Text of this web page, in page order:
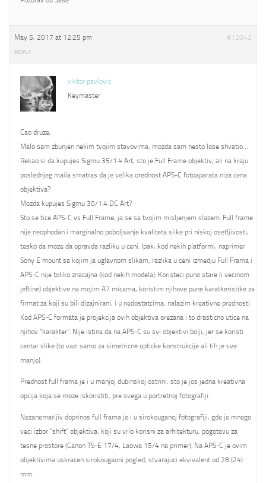
May 5, 2017 at 12:25 pm #12042
REPLY
viktor pavlovic
Keymaster
Cao druze,
Malo sam zbunjen nekim tvojim stavovima, mozda sam nesto lose shvatio…
Rekao si da kupujes Sigmu 35/1.4 Art, sto je Full Frame objektiv, ali na kraju
poslednjeg maila smatras da je velika orednost APS-C fotoaparata niza cena
objektiva?
Mozda kupujes Sigmu 30/1.4 DC Art?
Sto se tice APS-C vs Full Frame, ja se sa tvojim misljenjem slazem. Full frame
nije neophodan i marginalno poboljsanje kvaliteta slike pri niskoj osetljivosti,
tesko da moze da opravda razliku u ceni. Ipak, kod nekih platformi, naprimer
Sony E mount sa kojim ja uglavnom slikam, razlika u ceni izmedju Full Frama i
APS-C nije toliko znacajna (kod nekih modela). Koristeci puno stare (i vecinom
jeftine) objektive na mojim A7 micama, koristim njihove pune karatkeristike za
firmat za koji su bili dizajnirani, i u nedostatcima, nalazim kreativne prednosti.
Kod APS-C formata je projekcija ovih objektiva orezana i to drasticno utice na
njihov “karakter”. Nije istina da na APS-C su svi objektivi bolji, jer se koristi
centar slike (to vazi samo za simetricne opticke konstrukcije ali tih je sve
manje).
Prednost full frama je i u manjoj dubinskoj ostrini, sto je jos jedna kreativna
opcija koja se moze iskoristiti, pre svega u portretnoj fotografiji.
Nezanemarljiv doprinos full frama je i u sirokouganoj fotografiji, gde je mnogo
veci izbor “shift” objektiva, koji su vrlo korisni za arhitekturu, pogotovu za
tesne prostore (Canon TS-E 17/4, Laowa 15/4 na primer). Na APS-C je ovim
objektivima uskracen sirokougaoni pogled, stvarajuci ekvivalent od 28 (24)
mm.